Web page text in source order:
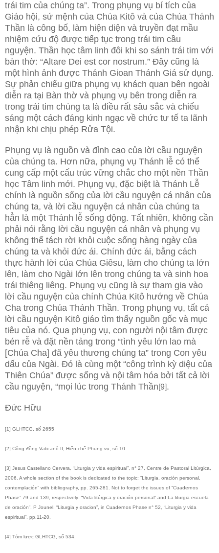
trái tim của chúng ta”. Trong phụng vụ bí tích của
Giáo hội, sứ mệnh của Chúa Kitô và của Chúa Thánh
Thần là công bố, làm hiện diện và truyền đạt mầu
nhiệm cứu độ được tiếp tục trong trái tim cầu
nguyện. Thần học tâm linh đôi khi so sánh trái tim với
bàn thờ: “Altare Dei est cor nostrum.” Đây cũng là
một hình ảnh được Thánh Gioan Thánh Giá sử dụng.
Sự phản chiếu giữa phụng vụ khách quan bên ngoài
diễn ra tại Bàn thờ và phụng vụ bên trong diễn ra
trong trái tim chúng ta là điều rất sâu sắc và chiếu
sáng một cách đáng kinh ngạc về chức tư tế ta lãnh
nhận khi chịu phép Rửa Tội.
Phụng vụ là nguồn và đỉnh cao của lời cầu nguyện
của chúng ta. Hơn nữa, phụng vụ Thánh lễ có thể
cung cấp một cấu trúc vững chắc cho một nền Thần
học Tâm linh mới. Phụng vụ, đặc biệt là Thánh Lễ
chính là nguồn sống của lời cầu nguyện cá nhân của
chúng ta, và lời cầu nguyện cá nhân của chúng ta
hẳn là một Thánh lễ sống động. Tất nhiên, không cần
phải nói rằng lời cầu nguyện cá nhân và phụng vụ
không thể tách rời khỏi cuộc sống hàng ngày của
chúng ta và khỏi đức ái. Chính đức ái, bằng cách
thực hành lời của Chúa Giêsu, làm cho chúng ta lớn
lên, làm cho Ngài lớn lên trong chúng ta và sinh hoa
trái thiêng liêng. Phụng vụ cũng là sự tham gia vào
lời cầu nguyện của chính Chúa Kitô hướng về Chúa
Cha trong Chúa Thánh Thần. Trong phụng vụ, tất cả
lời cầu nguyện Kitô giáo tìm thấy nguồn gốc và mục
tiêu của nó. Qua phụng vụ, con người nội tâm được
bén rễ và đặt nền tảng trong “tình yêu lớn lao mà
[Chúa Cha] đã yêu thương chúng ta” trong Con yêu
dấu của Ngài. Đó là cùng một “công trình kỳ diệu của
Thiên Chúa” được sống và nội tâm hóa bởi tất cả lời
cầu nguyện, “mọi lúc trong Thánh Thần[9].
Đức Hữu
[1] GLHTCG, số 2655
[2] Công đồng Vaticanô II, Hiến chế Phụng vụ, số 10.
[3] Jesus Castellano Cervera, “Liturgia y vida espiritual”, n° 27, Centre de Pastoral Litúrgica,
2006. A whole section of the book is dedicated to the topic: “Liturgia, oración personal,
contemplación” with bibliography, pp. 265-281. Not to forget the issues of “Cuadernos
Phase” 79 and 139, respectively: “Vida litúrgica y oración personal” and La liturgia escuela
de oración”. P Jounel, “Liturgia y oracion”, in Cuadernos Phase n° 52, “Liturgia y vida
espiritual”, pp.11-20.
[4] Tóm lược GLHTCG, số 534.